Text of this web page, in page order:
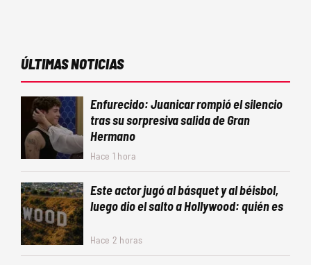
ÚLTIMAS NOTICIAS
Enfurecido: Juanicar rompió el silencio
tras su sorpresiva salida de Gran
Hermano
Hace 1 hora
Este actor jugó al básquet y al béisbol,
luego dio el salto a Hollywood: quién es
Hace 2 horas